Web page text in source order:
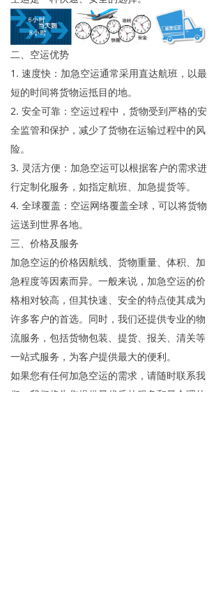
二、空运优势
1. 速度快：加急空运通常采用直达航班，以最
短的时间将货物运抵目的地。
2. 安全可靠：空运过程中，货物受到严格的安
全监管和保护，减少了货物在运输过程中的风
险。
3. 灵活方便：加急空运可以根据客户的需求进
行定制化服务，如指定航班、加急提货等。
4. 全球覆盖：空运网络覆盖全球，可以将货物
运送到世界各地。
三、价格及服务
加急空运的价格因航线、货物重量、体积、加
急程度等因素而异。一般来说，加急空运的价
格相对较高，但其快速、安全的特点使其成为
许多客户的首选。同时，我们还提供专业的物
流服务，包括货物包装、提货、报关、清关等
一站式服务，为客户提供最大的便利。
如果您有任何加急空运的需求，请随时联系我
们，我们将为您提供最优质的服务和最合理的